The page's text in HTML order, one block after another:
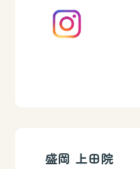
盛岡 上田院